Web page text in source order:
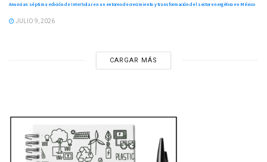
Anuncian séptima edición de InterSolar en un entorno de crecimiento y transformación del sector energético en México
JULIO 9, 2026
CARGAR MÁS